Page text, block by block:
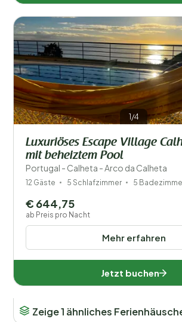
1/4
Luxuriöses Escape Village
mit beheiztem Pool
Portugal - Calheta - Arco da Calheta
12 Gäste 5 Schlafzimmer 5
Mehr erfahren
€ 644,75
ab Preis pro Nacht
Jetzt buchen
Zeige 1 ähnliches